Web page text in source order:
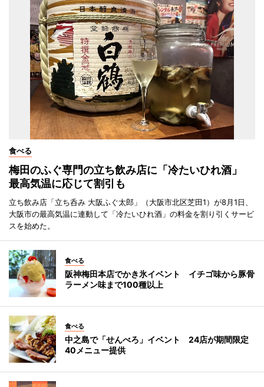
食べる
梅田のふぐ専門の立ち飲み店に「冷たいひれ酒」
最高気温に応じて割引も
立ち飲み店「立ち呑み 大阪ふぐ太郎」（大阪市北区芝田1）が8月1日、
大阪市の最高気温に連動して「冷たいひれ酒」の料金を割り引くサービ
スを始めた。
食べる
阪神梅田本店でかき氷イベント イチゴ味から豚骨
ラーメン味まで100種以上
食べる
中之島で「せんべろ」イベント 24店が期間限定
40メニュー提供